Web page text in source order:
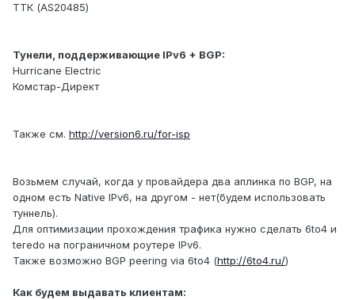
ТТК (AS20485)
Тунели, поддерживающие IPv6 + BGP:
Hurricane Electric
Комстар-Директ
Также см. http://version6.ru/for-isp
Возьмем случай, когда у провайдера два аплинка по BGP, на
одном есть Native IPv6, на другом - нет(будем использовать
туннель).
Для оптимизации прохождения трафика нужно сделать 6to4 и
teredo на пограничном роутере IPv6.
Также возможно BGP peering via 6to4 (http://6to4.ru/)
Как будем выдавать клиентам: